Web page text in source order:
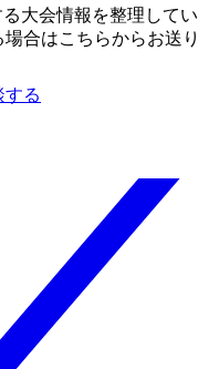
大会情報を整理してい
合はこちらからお送り
する